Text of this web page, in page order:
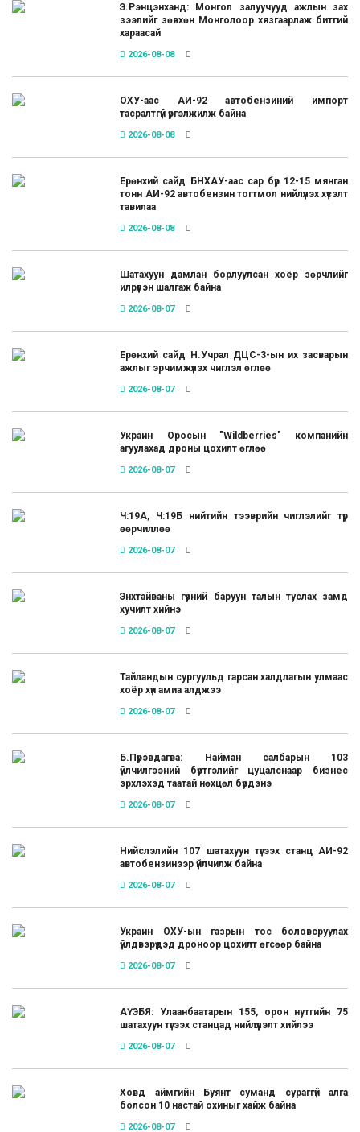
Э.Рэнцэнханд: Монгол залуучууд ажлын зах
зээлийг зөвхөн Монголоор хязгаарлаж битгий
хараасай
2026-08-08
ОХУ-аас АИ-92 автобензиний импорт
тасралтгүй үргэлжилж байна
2026-08-08
Ерөнхий сайд БНХАУ-аас сар бүр 12-15 мянган
тонн АИ-92 автобензин тогтмол нийлүүлэх хүсэлт
тавилаа
2026-08-08
Шатахуун дамлан борлуулсан хоёр зөрчлийг
илрүүлэн шалгаж байна
2026-08-07
Ерөнхий сайд Н.Учрал ДЦС-3-ын их засварын
ажлыг эрчимжүүлэх чиглэл өглөө
2026-08-07
Украин Оросын "Wildberries" компанийн
агуулахад дроны цохилт өглөө
2026-08-07
Ч:19А, Ч:19Б нийтийн тээврийн чиглэлийг түр
өөрчиллөө
2026-08-07
Энхтайваны гүүрний баруун талын туслах замд
хучилт хийнэ
2026-08-07
Тайландын сургуульд гарсан халдлагын улмаас
хоёр хүн амиа алджээ
2026-08-07
Б.Пүрэвдагва: Найман салбарын 103
үйлчилгээний бүртгэлийг цуцалснаар бизнес
эрхлэхэд таатай нөхцөл бүрдэнэ
2026-08-07
Нийслэлийн 107 шатахуун түгээх станц АИ-92
автобензинээр үйлчилж байна
2026-08-07
Украин ОХУ-ын газрын тос боловсруулах
үйлдвэрүүдэд дроноор цохилт өгсөөр байна
2026-08-07
АҮЭБЯ: Улаанбаатарын 155, орон нутгийн 75
шатахуун түгээх станцад нийлүүлэлт хийлээ
2026-08-07
Ховд аймгийн Буянт суманд сураггүй алга
болсон 10 настай охиныг хайж байна
2026-08-07